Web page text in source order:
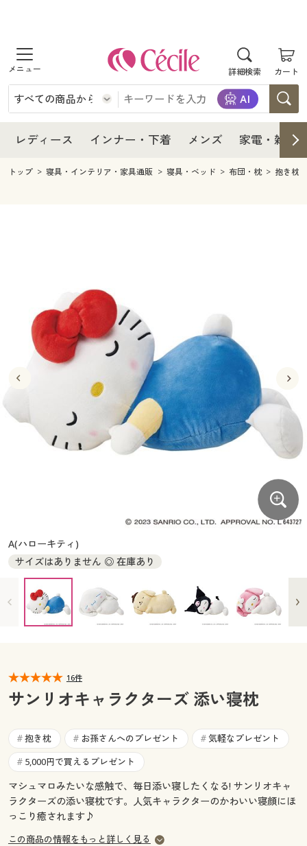
詳細検索 カート
商品を探す
レディース
レディースファッション
インナー・下着
インナー・下着通販すべて
メンズ
キッチン・雑貨・日用品
家具・収納
寝具・ベッド
カーテン・ラグ・ファブリック
美容・健康通販すべて
美容・健康・サプリメント
制服・スクール
制服・スクールすべて
ジュニア・ティーンズ下着
大きいサイズ
大きいサイズ通販すべて
大きいサイズ レディース服
大きいサイズ 事務・制服
バーゲンセール
詳細検索
カタログ・チラシからのご注文
デジタルカタログ
カタログ無料プレゼント
マイページ
お気に入り
サポート
レディース インナー・下着 メンズ 家電・雑貨
レディース
レディース通販すべて
レディースファッション
インナー・下着
インナー・下着通販すべて
メンズ
寝具・ベッド
カーテン・ラグ・ファブリック
美容・健康・サプリメント
制服・スクールすべて
制服・学生服
ジュニア・ティーンズ下着
大きいサイズ
大きいサイズ通販すべて
大きいサイズ レディース服
大きいサイズ レディース下着
バーゲン
シークレットセール
商品カテゴリ一覧
カタログ無料プレゼント
会員メニュー
閲覧履歴
サポート
ご利用ガイド
よくある質問とお問い合わせ
トップ 寝具・インテリア・家具通販 寝具・ベッド 布団・枕 抱き枕
A(ハローキティ)
サイズはありません ◎ 在庫あり
16件
サンリオキャラクターズ 添い寝枕
# 抱き枕 # お孫さんへのプレゼント # 気軽なプレゼント
# 5,000円で買えるプレゼント
マシュマロみたいな感触で、毎日添い寝したくなる! サンリオキャ
ラクターズの添い寝枕です。人気キャラクターのかわいい寝顔にほ
っこり癒されます♪
この商品の情報をもっと詳しく見る